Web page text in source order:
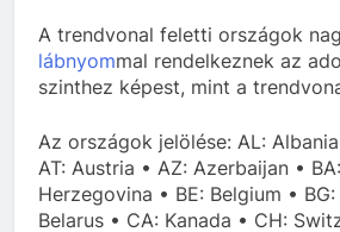
A trendvonal feletti országok
lábnyommal rendelkeznek az
szinthez képest, mint a
Az országok jelölése: AL:
AT: Austria • AZ: Azerbaijan •
Herzegovina • BE: Belgium •
Belarus • CA: Kanada • CH: